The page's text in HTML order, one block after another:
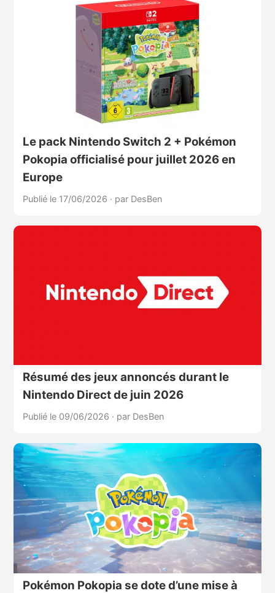
Le pack Nintendo Switch 2 + Pokémon
Pokopia officialisé pour juillet 2026 en
Europe
Publié le 17/06/2026 · par DesBen
Résumé des jeux annoncés durant le
Nintendo Direct de juin 2026
Publié le 09/06/2026 · par DesBen
Pokémon Pokopia se dote d’une mise à